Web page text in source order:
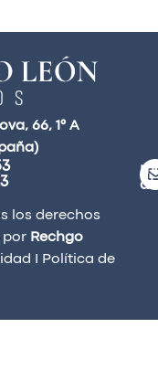
66, 1° A
los derechos
por Rechgo
Política de